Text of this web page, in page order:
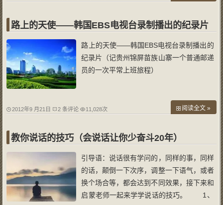
（已经有很多人到站了）； ．遇拥堵时，
路上的天使——韩国EBS电视台录制播出的纪录片
路上的天使——韩国EBS电视台录制播出的
纪录片（记贵州锦屏苗族山寨一个普通邮递
员的一次平常上班旅程）
2012年9 月21日 2 条评论 11,028次 阅读全文 »
教你说话的技巧（会说话让你少奋斗20年）
引导语：说话很有学问的，同样的事，同样
的话，颠倒一下次序，调整一下语气，或者
换个场合等，都会达到不同效果，接下来和
启蒙老师一起来学学说话的技巧。 1、